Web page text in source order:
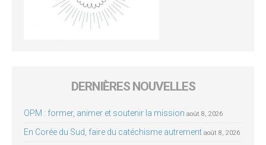
DERNIÈRES NOUVELLES
OPM : former, animer et soutenir la mission août 8, 2026
En Corée du Sud, faire du catéchisme autrement août 8, 2026